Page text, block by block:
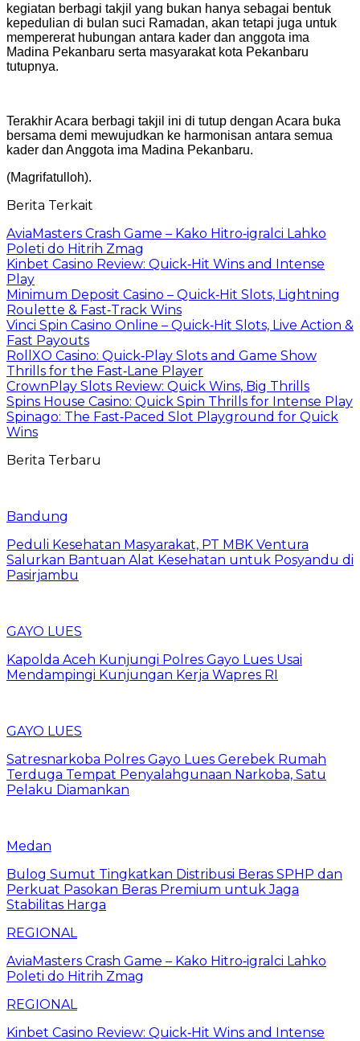
kegiatan berbagi takjil yang bukan hanya sebagai bentuk
kepedulian di bulan suci Ramadan, akan tetapi juga untuk
mempererat hubungan antara kader dan anggota ima
Madina Pekanbaru serta masyarakat kota Pekanbaru
tutupnya.
Terakhir Acara berbagi takjil ini di tutup dengan Acara buka
bersama demi mewujudkan ke harmonisan antara semua
kader dan Anggota ima Madina Pekanbaru.
(Magrifatulloh).
Berita Terkait
AviaMasters Crash Game – Kako Hitro‑igralci Lahko
Poleti do Hitrih Zmag
Kinbet Casino Review: Quick‑Hit Wins and Intense
Play
Minimum Deposit Casino – Quick‑Hit Slots, Lightning
Roulette & Fast‑Track Wins
Vinci Spin Casino Online – Quick‑Hit Slots, Live Action &
Fast Payouts
RollXO Casino: Quick‑Play Slots and Game Show
Thrills for the Fast‑Lane Player
CrownPlay Slots Review: Quick Wins, Big Thrills
Spins House Casino: Quick Spin Thrills for Intense Play
Spinago: The Fast‑Paced Slot Playground for Quick
Wins
Berita Terbaru
Bandung
Peduli Kesehatan Masyarakat, PT MBK Ventura
Salurkan Bantuan Alat Kesehatan untuk Posyandu di
Pasirjambu
GAYO LUES
Kapolda Aceh Kunjungi Polres Gayo Lues Usai
Mendampingi Kunjungan Kerja Wapres RI
GAYO LUES
Satresnarkoba Polres Gayo Lues Gerebek Rumah
Terduga Tempat Penyalahgunaan Narkoba, Satu
Pelaku Diamankan
Medan
Bulog Sumut Tingkatkan Distribusi Beras SPHP dan
Perkuat Pasokan Beras Premium untuk Jaga
Stabilitas Harga
REGIONAL
AviaMasters Crash Game – Kako Hitro‑igralci Lahko
Poleti do Hitrih Zmag
REGIONAL
Kinbet Casino Review: Quick‑Hit Wins and Intense